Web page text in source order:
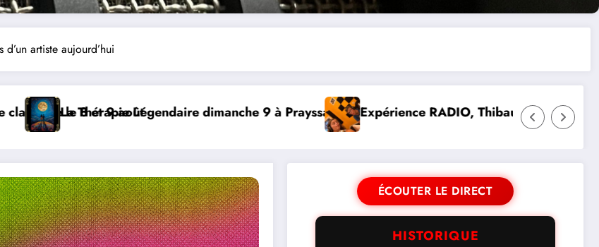
artiste aujourd’hui
9 à Prayssac Expérience RADIO, Thibault et Lou-Anne d’OlmetoSuite de la programmation
ÉCOUTER LE DIRECT
HISTORIQUE